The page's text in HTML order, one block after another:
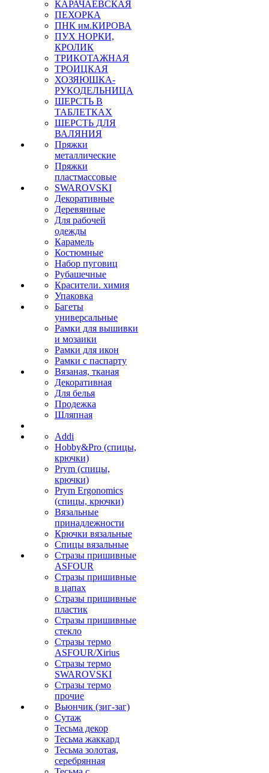
КАРАЧАЕВСКАЯ
ПЕХОРКА
ПНК им.КИРОВА
ПУХ НОРКИ,
КРОЛИК
ТРИКОТАЖНАЯ
ТРОИЦКАЯ
ХОЗЯЮШКА-
РУКОДЕЛЬНИЦА
ШЕРСТЬ В
ТАБЛЕТКАХ
ШЕРСТЬ ДЛЯ
ВАЛЯНИЯ
Пряжки
металлические
Пряжки
пластмассовые
SWAROVSKI
Декоративные
Деревянные
Для рабочей
одежды
Карамель
Костюмные
Набор пуговиц
Рубашечные
Красители. химия
Упаковка
Багеты
универсальные
Рамки для вышивки
и мозаики
Рамки для икон
Рамки с паспарту
Вязаная, тканая
Декоративная
Для белья
Продежка
Шляпная
Addi
Hobby&Pro (спицы,
крючки)
Prym (спицы,
крючки)
Prym Ergonomics
(спицы, крючки)
Вязальные
принадлежности
Крючки вязальные
Спицы вязальные
Стразы пришивные
ASFOUR
Стразы пришивные
в цапах
Стразы пришивные
пластик
Стразы пришивные
стекло
Стразы термо
ASFOUR/Xirius
Стразы термо
SWAROVSKI
Стразы термо
прочие
Вьюнчик (зиг-заг)
Сутаж
Тесьма декор
Тесьма жаккард
Тесьма золотая,
серебрянная